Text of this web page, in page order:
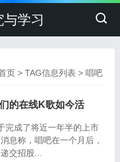
学习
页 > TAG信息列表 > 唱吧
的在线K歌如今活
完成了将近一年半的上市
息称，唱吧在一个月后，
交招股...